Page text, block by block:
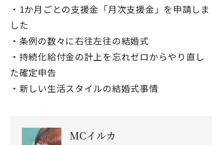
1か月ごとの支援金「月次支援金」を申請しま
した
条例の数々に右往左往の結婚式
持続化給付金の計上を忘れゼロからやり直し
た確定申告
新しい生活スタイルの結婚式事情
MCイルカ
閉じる